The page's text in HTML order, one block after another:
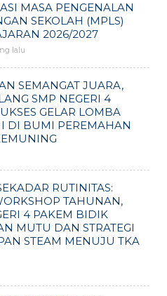
MASA PENGENALAN
SEKOLAH (MPLS)
2026/2027
lalu
SEMANGAT JUARA,
SMP NEGERI 4
GELAR LOMBA
I DI BUMI PEREMAHAN
RUTINITAS:
TAHUNAN,
4 PAKEM BIDIK
MUTU DAN STRATEGI
STEAM MENUJU TKA